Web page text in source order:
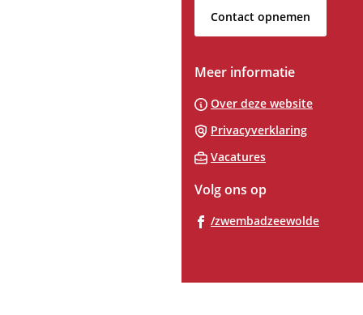
paginainhoud
Contact opnemen
Meer informatie
Over deze website
Privacyverklaring
Vacatures
Volg ons op
/zwembadzeewolde